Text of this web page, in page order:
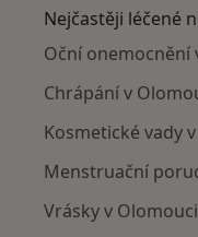
Nejčastěji léčené
Oční onemocnění
Chrápání v
Kosmetické vady
Menstruační
Vrásky v Olomouci